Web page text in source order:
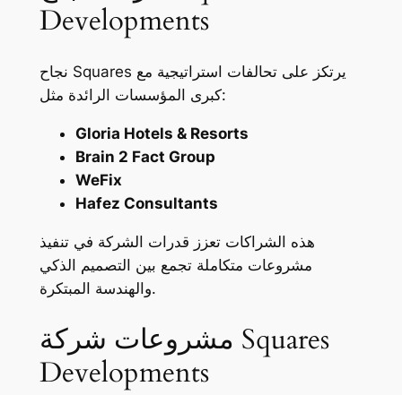
و
ة
Developments
نجاح Squares يرتكز على تحالفات استراتيجية مع
كبرى المؤسسات الرائدة مثل:
Gloria Hotels & Resorts
Brain 2 Fact Group
WeFix
Hafez Consultants
هذه الشراكات تعزز قدرات الشركة في تنفيذ
مشروعات متكاملة تجمع بين التصميم الذكي
والهندسة المبتكرة.
مشروعات شركة Squares
Developments